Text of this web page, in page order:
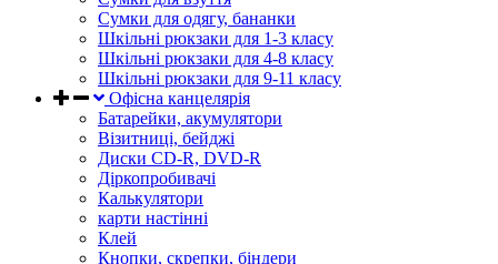
Сумки для одягу, бананки
Шкільні рюкзаки для 1-3 класу
Шкільні рюкзаки для 4-8 класу
Шкільні рюкзаки для 9-11 класу
Офісна канцелярія
Батарейки, акумулятори
Візитниці, бейджі
Диски CD-R, DVD-R
Діркопробивачі
Калькулятори
карти настінні
Клей
Кнопки, скрепки, біндери